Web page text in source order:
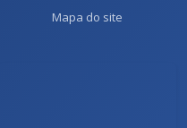
Mapa do site